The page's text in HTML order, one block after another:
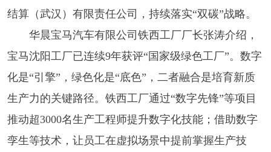
结算（武汉）有限责任公司，持续落实“双碳”战略。
华晨宝马汽车有限公司铁西工厂厂长张涛介绍，
宝马沈阳工厂已连续9年获评“国家级绿色工厂”。数字
化是“引擎”，绿色化是“底色”，二者融合是培育新质
生产力的关键路径。铁西工厂通过“数字先锋”等项目
推动超3000名生产工程师提升数字化技能；借助数字
孪生等技术，让员工在虚拟场景中提前掌握生产技